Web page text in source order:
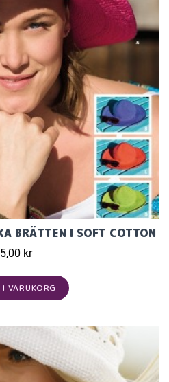
BRÄTTEN I SOFT COTTON
5,00 kr
VARUKORG